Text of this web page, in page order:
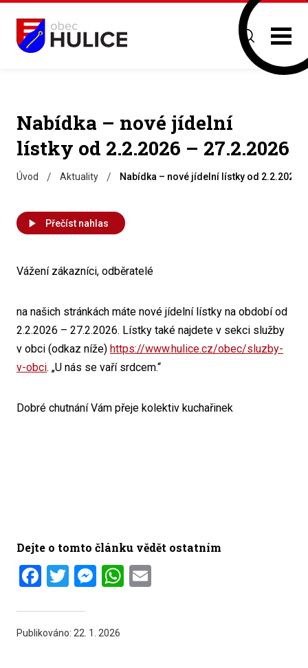
Nabídka – nové jídelní
lístky od 2.2.2026 – 27.2.2026
Úvod / Aktuality / Nabídka – nové jídelní lístky od 2.2.2026
Přečíst nahlas
Vážení zákazníci, odběratelé
na našich stránkách máte nové jídelní lístky na období od
2.2.2026 – 27.2.2026. Lístky také najdete v sekci služby
v obci (odkaz níže) https://www.hulice.cz/obec/sluzby-
v-obci. „U nás se vaří srdcem.“
Dobré chutnání Vám přeje kolektiv kuchařinek
Dejte o tomto článku vědět ostatním
Facebook
Twitter
Messenger
WhatsApp
Publikováno: 22. 1. 2026